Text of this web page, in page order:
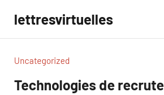
contenu
lettresvirtuelles
Uncategorized
Technologies de